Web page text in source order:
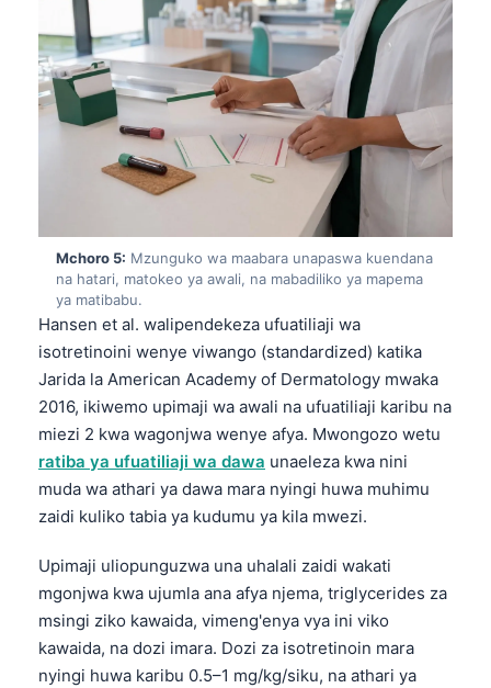
Mchoro 5: Mzunguko wa maabara unapaswa kuendana
na hatari, matokeo ya awali, na mabadiliko ya mapema
ya matibabu.
Hansen et al. walipendekeza ufuatiliaji wa
isotretinoini wenye viwango (standardized) katika
Jarida la American Academy of Dermatology mwaka
2016, ikiwemo upimaji wa awali na ufuatiliaji karibu na
miezi 2 kwa wagonjwa wenye afya. Mwongozo wetu
ratiba ya ufuatiliaji wa dawa unaeleza kwa nini
muda wa athari ya dawa mara nyingi huwa muhimu
zaidi kuliko tabia ya kudumu ya kila mwezi.
Upimaji uliopunguzwa una uhalali zaidi wakati
mgonjwa kwa ujumla ana afya njema, triglycerides za
msingi ziko kawaida, vimeng'enya vya ini viko
kawaida, na dozi imara. Dozi za isotretinoin mara
nyingi huwa karibu 0.5–1 mg/kg/siku, na athari ya
አማርኛ
Українська
O‘zbekcha
Català
Suomi
Hrvatski
Slovenčina
پښتو
سنڌي
සිංහල
অসমীয়া
Latviešu valoda
Македонски јазик
Euskara
Gàidhlig
Occitan